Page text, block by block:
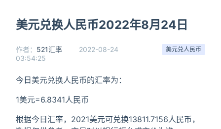
美元兑换人民币2022年8月24日
美元兑人民币
作者： 521汇率
2022-08-24
03:54:25
今日美元兑换人民币的汇率为：
1美元=6.8341人民币
根据今日汇率，2021美元可兑换13811.7156人民币，